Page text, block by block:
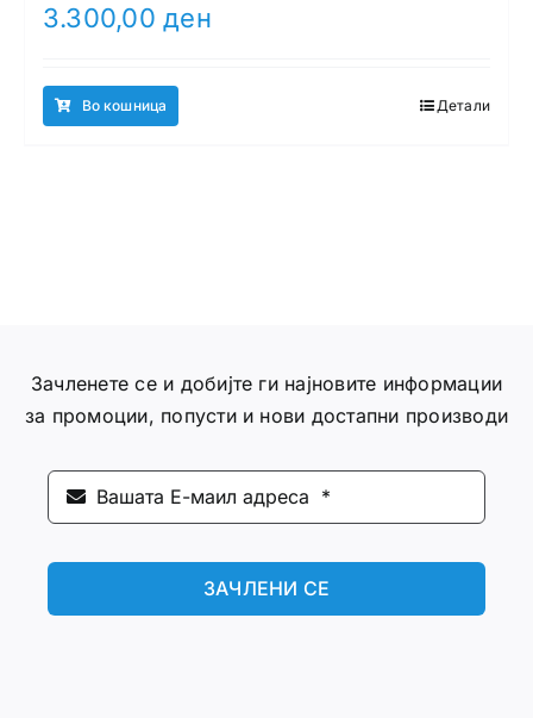
3.300,00ден
Во кошница Детали
Зачленете се и добијте ги најновите информации
за промоции, попусти и нови достапни производи
ЗАЧЛЕНИ СЕ